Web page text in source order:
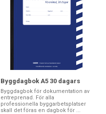
Byggdagbok A5 30 dagars
Byggdagbok för dokumentation av
entreprenad. För alla
professionella byggarbetsplatser
skall det föras en dagbok för ...